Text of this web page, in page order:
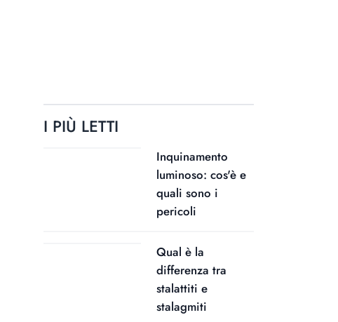
I PIÙ LETTI
Inquinamento
luminoso: cos'è e
quali sono i
pericoli
Qual è la
differenza tra
stalattiti e
stalagmiti